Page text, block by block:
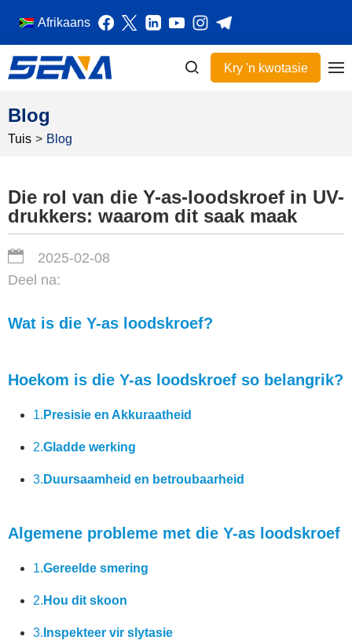
Afrikaans
Kry 'n kwotasie
Blog
Tuis > Blog
Die rol van die Y-as-loodskroef in UV-
drukkers: waarom dit saak maak
2025-02-08
Deel na:
Wat is die Y-as loodskroef?
Hoekom is die Y-as loodskroef so belangrik?
1. Presisie en Akkuraatheid
2.Gladde werking
3. Duursaamheid en betroubaarheid
Algemene probleme met die Y-as loodskroef
1.Gereelde smering
2. Hou dit skoon
3. Inspekteer vir slytasie